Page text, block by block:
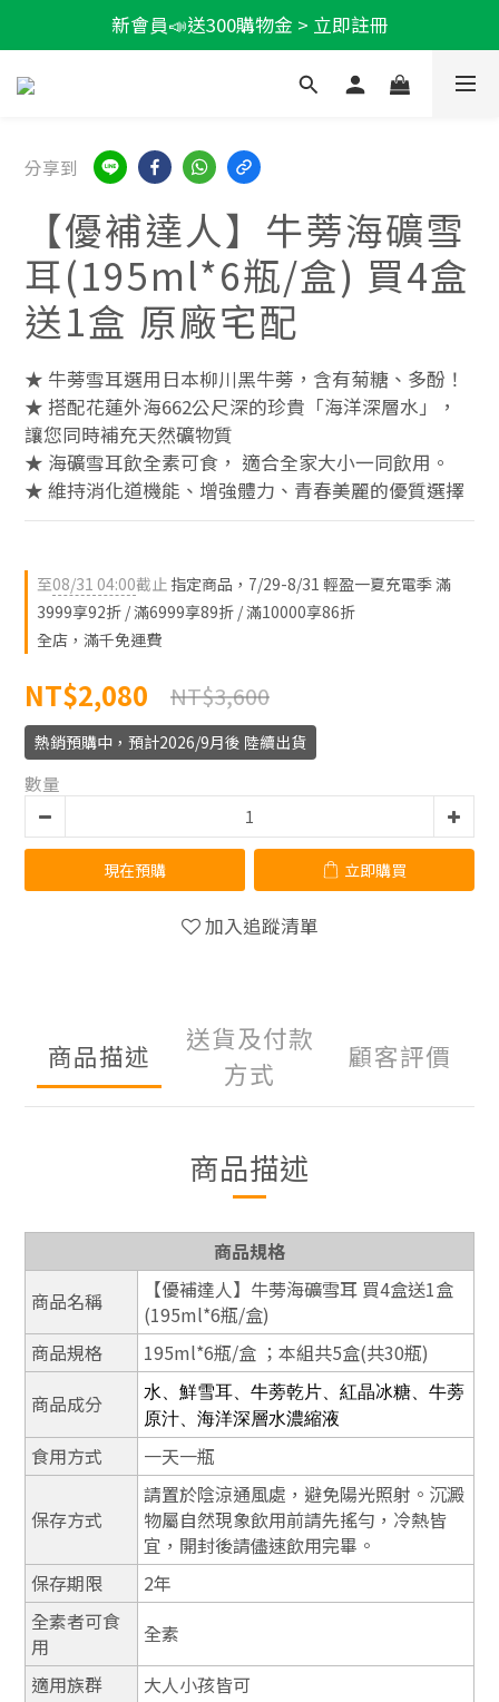
輕盈一夏★滿額86折
新會員📣送300購物金 > 立即註冊
加LINE好友★領100折價券
分享到
【優補達人】牛蒡海礦雪
耳(195ml*6瓶/盒) 買4盒
送1盒 原廠宅配
★ 牛蒡雪耳選用日本柳川黑牛蒡，含有菊糖、多酚！
★ 搭配花蓮外海662公尺深的珍貴「海洋深層水」，
讓您同時補充天然礦物質
★ 海礦雪耳飲全素可食， 適合全家大小一同飲用。
★ 維持消化道機能、增強體力、青春美麗的優質選擇
至08/31 04:00截止 指定商品，7/29-8/31 輕盈一夏充電季 滿
3999享92折 / 滿6999享89折 / 滿10000享86折
全店，滿千免運費
NT$2,080 NT$3,600
熱銷預購中，預計2026/9月後 陸續出貨
數量
現在預購 立即購買
加入追蹤清單
商品描述
送貨及付款
方式
顧客評價
商品描述
商品規格
商品名稱
【優補達人】牛蒡海礦雪耳 買4盒送1盒
(195ml*6瓶/盒)
商品規格
195ml*6瓶/盒 ；本組共5盒(共30瓶)
商品成分
水、鮮雪耳、牛蒡乾片、紅晶冰糖、牛蒡
原汁、海洋深層水濃縮液
食用方式 一天一瓶
保存方式
請置於陰涼通風處，避免陽光照射。沉澱
物屬自然現象飲用前請先搖勻，冷熱皆
宜，開封後請儘速飲用完畢。
保存期限
2年
全素者可食
用
全素
適用族群
大人小孩皆可